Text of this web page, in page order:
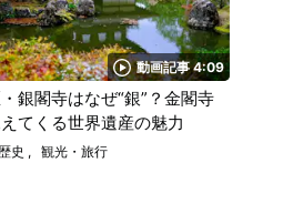
動画記事 4:09
銀閣寺はなぜ“銀”？金閣寺
てくる世界遺産の魅力
史
観光・旅行